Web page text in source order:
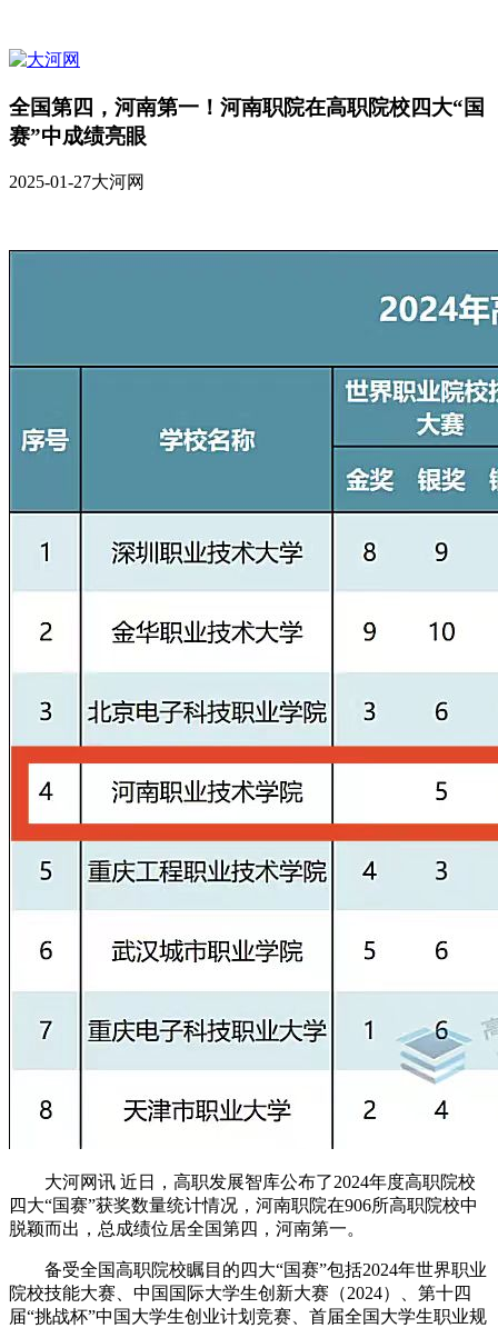
全国第四，河南第一！河南职院在高职院校四大“国
赛”中成绩亮眼
2025-01-27大河网
大河网讯 近日，高职发展智库公布了2024年度高职院校
四大“国赛”获奖数量统计情况，河南职院在906所高职院校中
脱颖而出，总成绩位居全国第四，河南第一。
备受全国高职院校瞩目的四大“国赛”包括2024年世界职业
院校技能大赛、中国国际大学生创新大赛（2024）、第十四
届“挑战杯”中国大学生创业计划竞赛、首届全国大学生职业规